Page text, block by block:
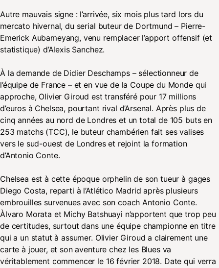
Autre mauvais signe : l’arrivée, six mois plus tard lors du
mercato hivernal, du serial buteur de Dortmund – Pierre-
Emerick Aubameyang, venu remplacer l’apport offensif (et
statistique) d’Alexis Sanchez.
À la demande de Didier Deschamps – sélectionneur de
l’équipe de France – et en vue de la Coupe du Monde qui
approche, Olivier Giroud est transféré pour 17 millions
d’euros à Chelsea, pourtant rival d’Arsenal. Après plus de
cinq années au nord de Londres et un total de 105 buts en
253 matchs (TCC), le buteur chambérien fait ses valises
vers le sud-ouest de Londres et rejoint la formation
d’Antonio Conte.
Chelsea est à cette époque orphelin de son tueur à gages
Diego Costa, reparti à l’Atlético Madrid après plusieurs
embrouilles survenues avec son coach Antonio Conte.
Àlvaro Morata et Michy Batshuayi n’apportent que trop peu
de certitudes, surtout dans une équipe championne en titre
qui a un statut à assumer. Olivier Giroud a clairement une
carte à jouer, et son aventure chez les Blues va
véritablement commencer le 16 février 2018. Date qui verra